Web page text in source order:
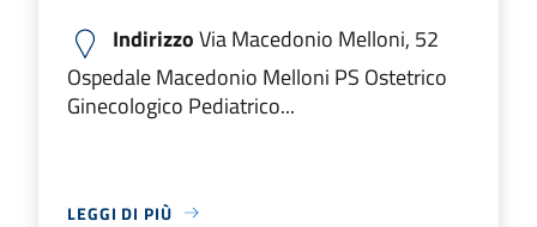
IndirizzoVia Macedonio Melloni, 52
Ospedale Macedonio Melloni PS Ostetrico
Ginecologico Pediatrico...
LEGGI DI PIÙ